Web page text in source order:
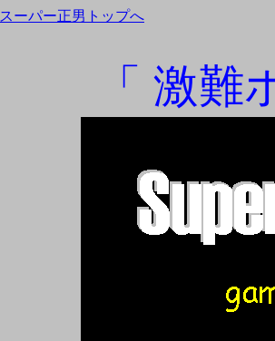
スーパー正男トップへ
「 激難